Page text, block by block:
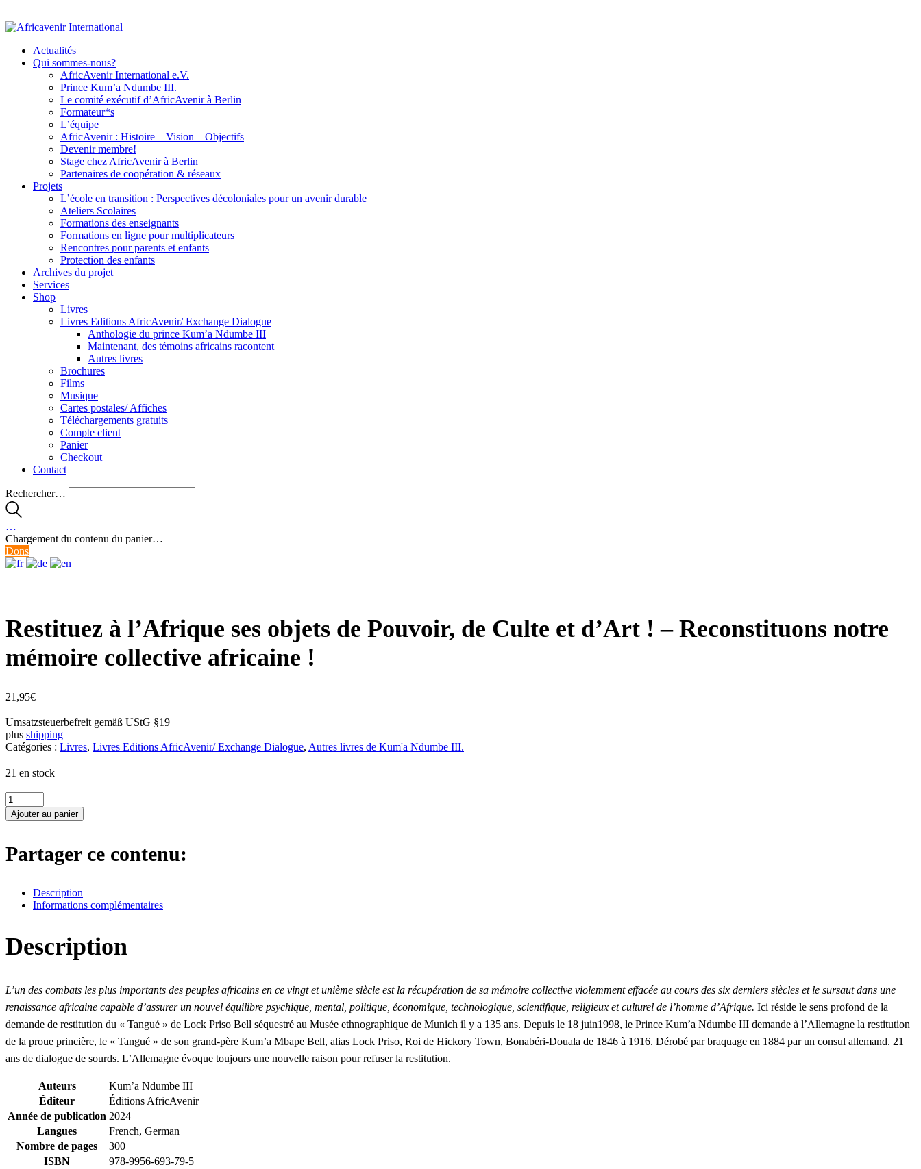
Actualités
Qui sommes-nous?
AfricAvenir International e.V.
Prince Kum’a Ndumbe III.
Le comité exécutif d’AfricAvenir à Berlin
Formateur*s
L’équipe
AfricAvenir : Histoire – Vision – Objectifs
Devenir membre!
Stage chez AfricAvenir à Berlin
Partenaires de coopération & réseaux
Projets
L’école en transition : Perspectives décoloniales pour un avenir durable
Ateliers Scolaires
Formations des enseignants
Formations en ligne pour multiplicateurs
Rencontres pour parents et enfants
Protection des enfants
Archives du projet
Services
Shop
Livres
Livres Editions AfricAvenir/ Exchange Dialogue
Anthologie du prince Kum’a Ndumbe III
Maintenant, des témoins africains racontent
Autres livres
Brochures
Films
Musique
Cartes postales/ Affiches
Téléchargements gratuits
Compte client
Panier
Checkout
Contact
Rechercher…
…
Chargement du contenu du panier…
Dons
Restituez à l’Afrique ses objets de Pouvoir, de Culte et d’Art ! – Reconstituons notre
mémoire collective africaine !
21,95€
Umsatzsteuerbefreit gemäß UStG §19
plus shipping
Catégories : Livres, Livres Editions AfricAvenir/ Exchange Dialogue, Autres livres de Kum'a Ndumbe III.
21 en stock
quantité
de
Restituez
l’Afrique
ses
Pouvoir,
d’Art
!
notre
mémoire
collective
africaine
!
Ajouter au panier
Partager ce contenu:
Description
Informations complémentaires
Description
L’un des combats les plus importants des peuples africains en ce vingt et unième siècle est la récupération de sa mémoire collective violemment effacée au cours des six derniers siècles et le sursaut dans une
renaissance africaine capable d’assurer un nouvel équilibre psychique, mental, politique, économique, technologique, scientifique, religieux et culturel de l’homme d’Afrique. Ici réside le sens profond de la
demande de restitution du « Tangué » de Lock Priso Bell séquestré au Musée ethnographique de Munich il y a 135 ans. Depuis le 18 juin1998, le Prince Kum’a Ndumbe III demande à l’Allemagne la restitution
de la proue princière, le « Tangué » de son grand-père Kum’a Mbape Bell, alias Lock Priso, Roi de Hickory Town, Bonabéri-Douala de 1846 à 1916. Dérobé par braquage en 1884 par un consul allemand. 21
ans de dialogue de sourds. L’Allemagne évoque toujours une nouvelle raison pour refuser la restitution.
Auteurs
Kum’a Ndumbe III
Éditeur
Éditions AfricAvenir
Année de publication 2024
Langues
French, German
Nombre de pages
300
ISBN
978-9956-693-79-5